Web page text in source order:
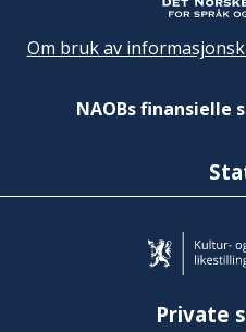
Om bruk av
NAOBs finansielle
Private